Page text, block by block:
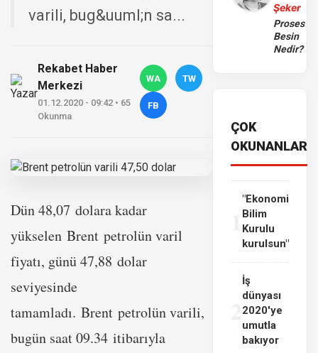
varili, bug&uuml;n sa...
Rekabet Haber
Merkezi
01.12.2020 - 09:42 • 65
Okunma
WA TW
FB
Dün 48,07 dolara kadar
yükselen Brent petrolün varil
fiyatı, günü 47,88 dolar
seviyesinde
tamamladı. Brent petrolün varili,
bugün saat 09.34 itibarıyla
Şeker
Proses
Besin
Nedir?
ÇOK
OKUNANLAR
"Ekonomi
Bilim
Kurulu
kurulsun"
İş
dünyası
2020'ye
umutla
bakıyor